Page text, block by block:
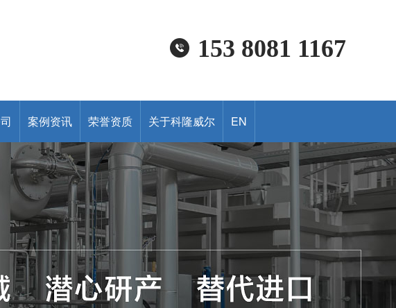
153 8081 1167
案例资讯 荣誉资质 关于科隆威尔 EN